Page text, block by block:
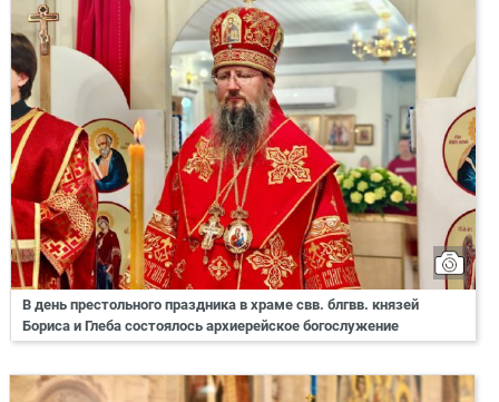
В день престольного праздника в храме свв. блгвв. князей
Бориса и Глеба состоялось архиерейское богослужение